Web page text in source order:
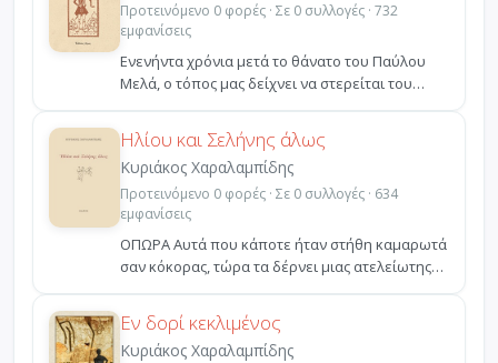
Προτεινόμενο 0 φορές · Σε 0 συλλογές · 732
εμφανίσεις
Ενενήντα χρόνια μετά το θάνατο του Παύλου
Μελά, ο τόπος μας δείχνει να στερείται του
ζωοποιού ήθους ...
Ηλίου και Σελήνης άλως
Κυριάκος Χαραλαμπίδης
Προτεινόμενο 0 φορές · Σε 0 συλλογές · 634
εμφανίσεις
ΟΠΩΡΑ Αυτά που κάποτε ήταν στήθη καμαρωτά
σαν κόκορας, τώρα τα δέρνει μιας ατελείωτης
θλίψης Γαλαξία...
Εν δορί κεκλιμένος
Κυριάκος Χαραλαμπίδης